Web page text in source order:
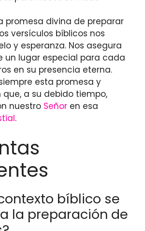
promesa divina de preparar
versículos bíblicos nos
y esperanza. Nos asegura
un lugar especial para cada
en su presencia eterna.
esta promesa y
a su debido tiempo,
nuestro Señor en esa
.
bíblico se
la preparación de